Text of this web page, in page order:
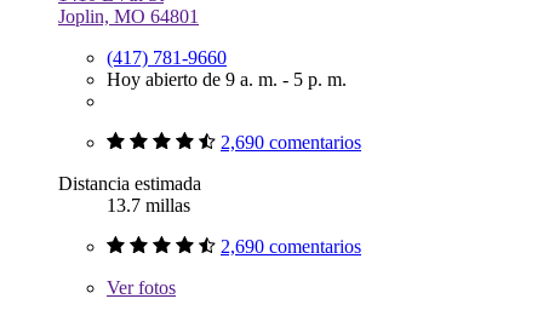
Joplin, MO 64801
(417) 781-9660
Hoy abierto de 9 a. m. - 5 p. m.
2,690 comentarios
Distancia estimada
13.7 millas
2,690 comentarios
Verfotos